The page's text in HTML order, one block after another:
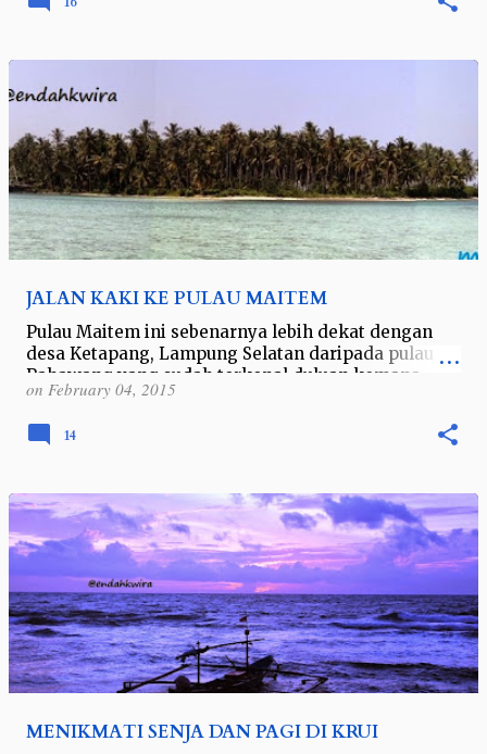
JALAN KAKI KE PULAU MAITEM
Pulau Maitem ini sebenarnya lebih dekat dengan
desa Ketapang, Lampung Selatan daripada pulau
Pahawang yang sudah terkenal duluan kemana-
mana. Akses menuju ke pulau ini bisa …
on February 04, 2015
14
MENIKMATI SENJA DAN PAGI DI KRUI